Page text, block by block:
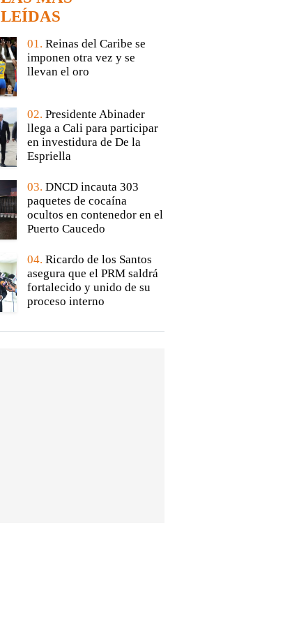
LEÍDAS
01. Reinas del Caribe se
imponen otra vez y se
llevan el oro
02. Presidente Abinader
llega a Cali para participar
en investidura de De la
Espriella
03. DNCD incauta 303
paquetes de cocaína
ocultos en contenedor en el
Puerto Caucedo
04. Ricardo de los Santos
asegura que el PRM saldrá
fortalecido y unido de su
proceso interno